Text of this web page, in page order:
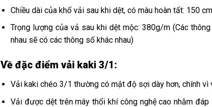
Chiều dài của khổ vải sau khi dệt, có màu hoàn tất: 150 cm
Trọng lượng của vả sau khi dệt mộc: 380g/m (Các
nhau sẽ có các thông số khác nhau)
Về đặc điểm vải kaki 3/1:
Vải kaki chéo 3/1 thường có mật độ sợi dày hơn, chính
Vải được dệt trên máy thổi khí công nghệ cao nhằm